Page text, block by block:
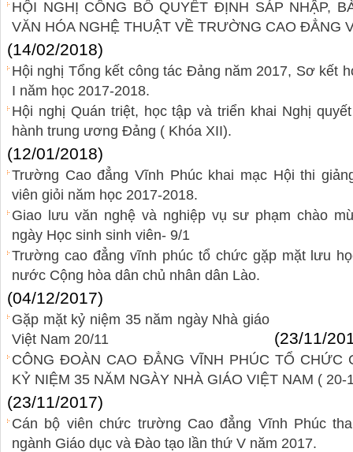
HỘI NGHỊ CÔNG BỐ QUYẾT ĐỊNH SÁP NHẬP,
VĂN HÓA NGHỆ THUẬT VỀ TRƯỜNG CAO ĐẲNG
(14/02/2018)
Hội nghị Tổng kết công tác Đảng năm 2017, Sơ kết
I năm học 2017-2018.
Hội nghị Quán triệt, học tập và triển khai Nghị
hành trung ương Đảng ( Khóa XII).
(12/01/2018)
Trường Cao đẳng Vĩnh Phúc khai mạc Hội thi
viên giỏi năm học 2017-2018.
Giao lưu văn nghệ và nghiệp vụ sư phạm chào
ngày Học sinh sinh viên- 9/1
Trường cao đẳng vĩnh phúc tổ chức gặp mặt lưu
nước Cộng hòa dân chủ nhân dân Lào.
(04/12/2017)
Gặp mặt kỷ niệm 35 năm ngày Nhà giáo
Việt Nam 20/11
(23/11/
CÔNG ĐOÀN CAO ĐẲNG VĨNH PHÚC TỔ CHỨC
KỶ NIỆM 35 NĂM NGÀY NHÀ GIÁO VIỆT NAM ( 20-
(23/11/2017)
Cán bộ viên chức trường Cao đẳng Vĩnh Phúc
ngành Giáo dục và Đào tạo lần thứ V năm 2017.